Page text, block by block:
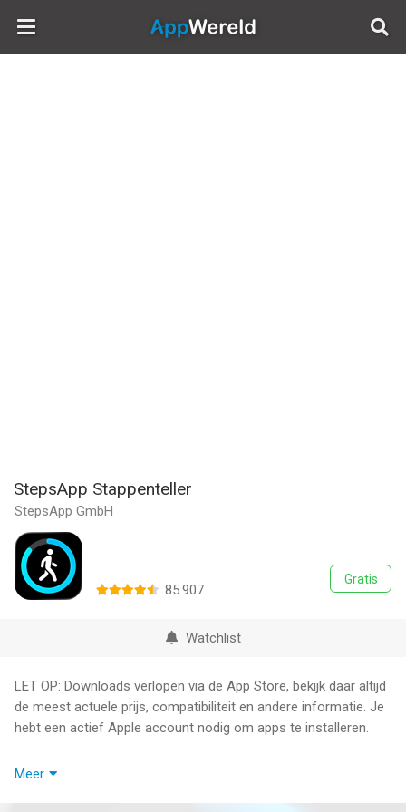
AppWereld
StepsApp Stappenteller
StepsApp GmbH
Gratis
85.907
Watchlist
LET OP: Downloads verlopen via de App Store, bekijk daar altijd
de meest actuele prijs, compatibiliteit en andere informatie. Je
hebt een actief Apple account nodig om apps te installeren.
De stappenteller die je echt in beweging krijgt.
Meer